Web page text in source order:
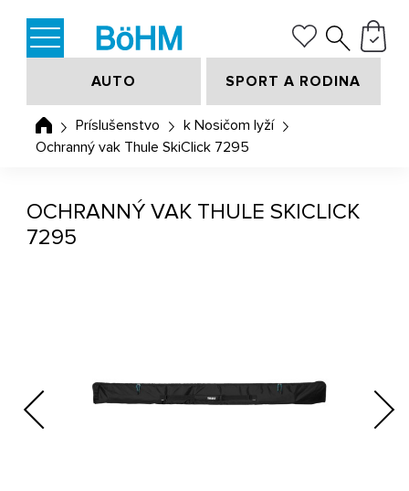
AUTO SPORT A RODINA
Príslušenstvo
k Nosičom lyží
Ochranný vak Thule SkiClick 7295
Previous Next
OCHRANNÝ VAK THULE SKICLICK
7295